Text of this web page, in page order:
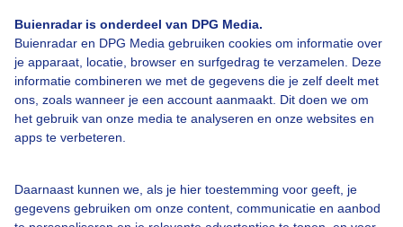
Buienradar is onderdeel van DPG Media.
Buienradar en DPG Media gebruiken cookies om informatie over
je apparaat, locatie, browser en surfgedrag te verzamelen. Deze
informatie combineren we met de gegevens die je zelf deelt met
ons, zoals wanneer je een account aanmaakt. Dit doen we om
het gebruik van onze media te analyseren en onze websites en
apps te verbeteren.
Daarnaast kunnen we, als je hier toestemming voor geeft, je
gegevens gebruiken om onze content, communicatie en aanbod
Een moment geduld aub...